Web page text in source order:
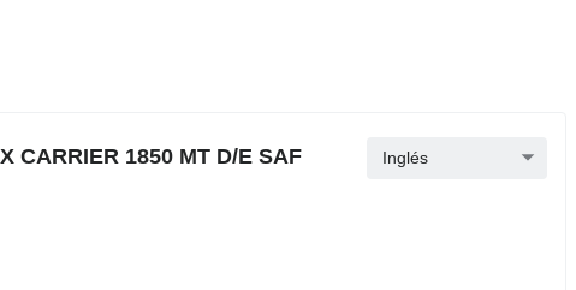
1850 MT D/E SAF
Inglés